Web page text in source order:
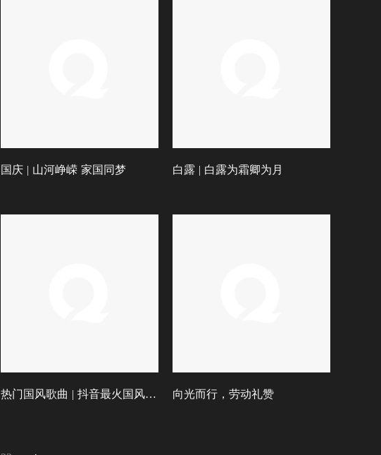
国庆 | 山河峥嵘 家国同梦 白露 | 白露为霜卿为月
热门国风歌曲 | 抖音最火国风BGM合集 向光而行，劳动礼赞